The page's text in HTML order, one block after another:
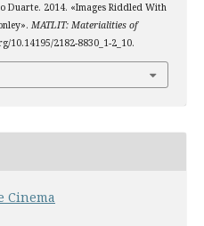
Duarte. 2014. «Images Riddled With
MATLIT: Materialities of
10.14195/2182-8830_1-2_10.
Cinema